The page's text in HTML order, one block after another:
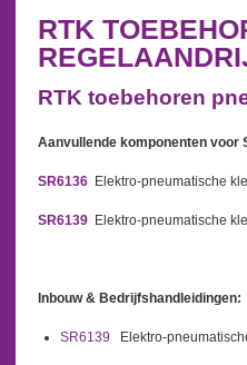
RTK
RTK toebehoren
Aanvullende komponenten voor
SR6136 Elektro-pneumatische
SR6139 Elektro-pneumatische
Inbouw & Bedrijfshandleidingen:
SR6139 Elektro-